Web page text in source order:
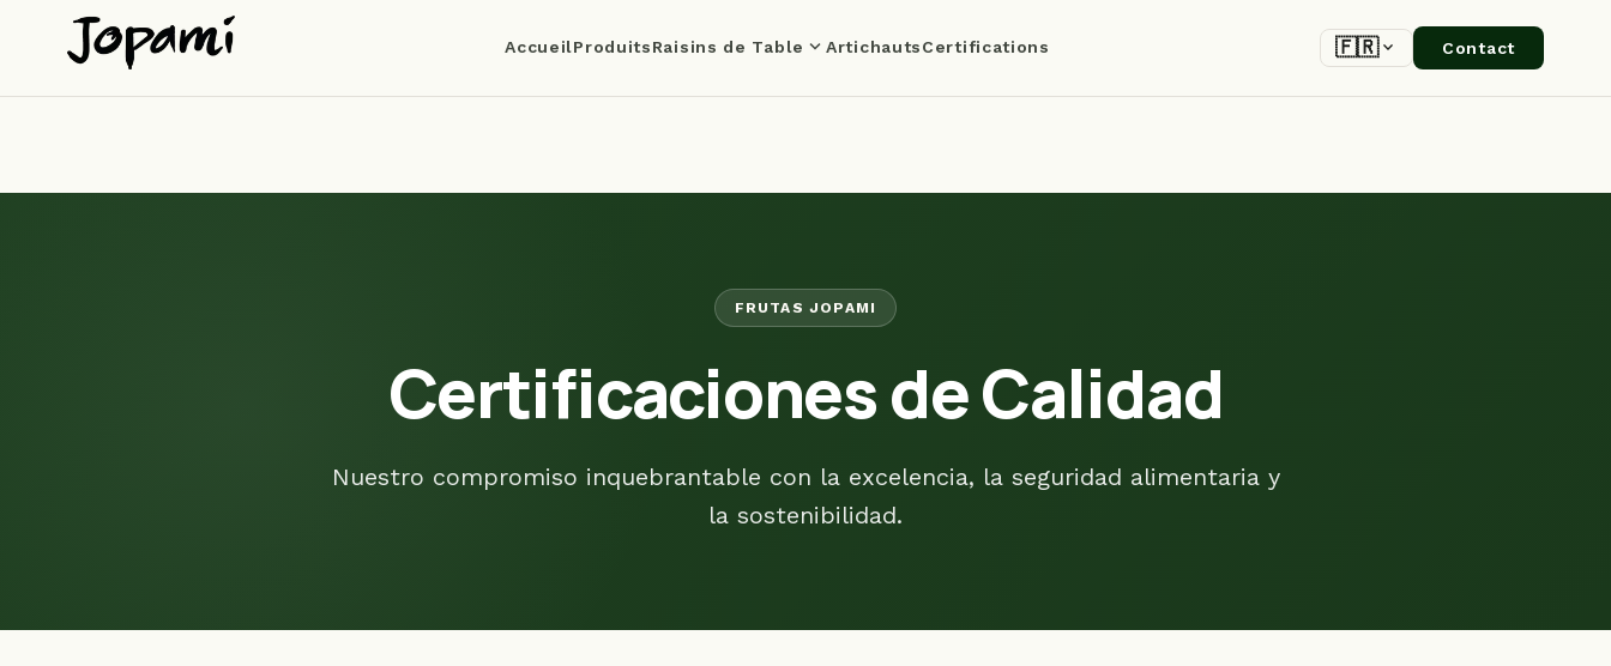
AccueilProduitsRaisins de Table expand_more ArtichautsCertifications 🇫🇷expand_more Contact
FRUTAS JOPAMI
Certificaciones de Calidad
Nuestro compromiso inquebrantable con la excelencia, la seguridad alimentaria y
la sostenibilidad.